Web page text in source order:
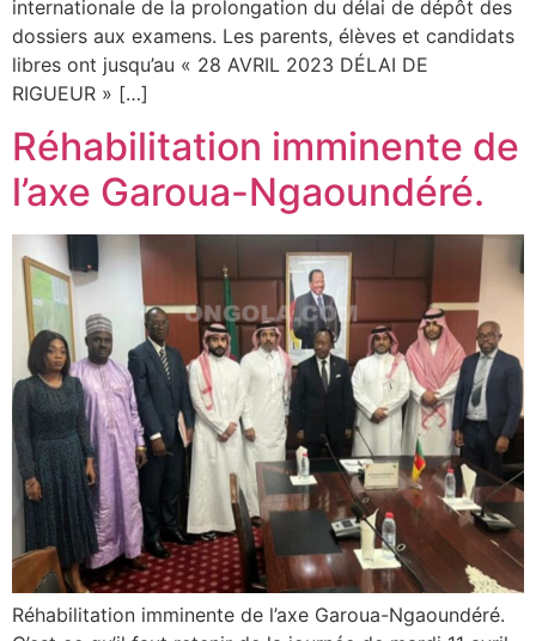
internationale de la prolongation du délai de dépôt des
dossiers aux examens. Les parents, élèves et candidats
libres ont jusqu’au « 28 AVRIL 2023 DÉLAI DE
RIGUEUR » […]
Réhabilitation imminente de
l’axe Garoua-Ngaoundéré.
Réhabilitation imminente de l’axe Garoua-Ngaoundéré.